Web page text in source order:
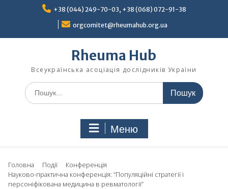
+38 (044) 249-70-03, +38 (068) 072-91-38
orgcomitet@rheumahub.org.ua
Rheuma Hub
Всеукраїнська асоціація дослідників України
Шукати:
Меню
Головна Події
Конференція
Науково-практична конференція: “Популяційні стратегії і
персоніфікована медицина в ревматології”